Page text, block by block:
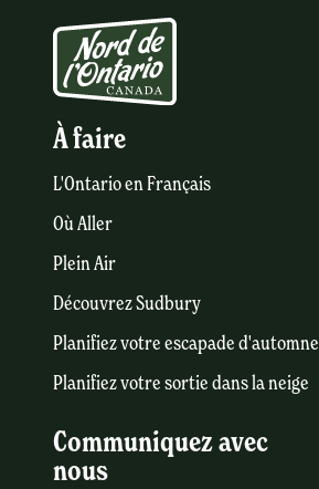
À faire
L'Ontario en Français
Où Aller
Plein Air
Découvrez Sudbury
Planifiez votre escapade d'automne
Planifiez votre sortie dans la neige
Communiquez avec
nous